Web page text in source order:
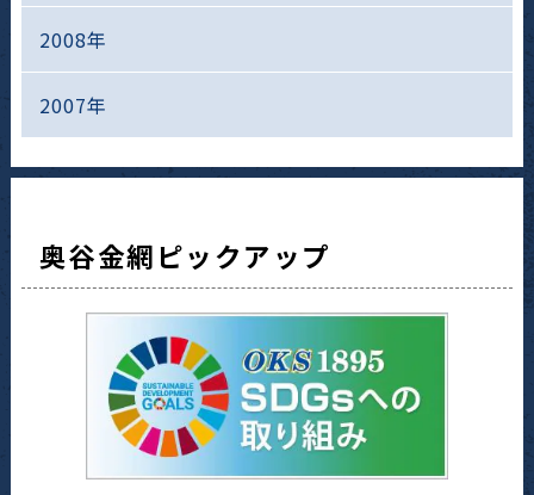
2008年
2007年
奥谷金網ピックアップ